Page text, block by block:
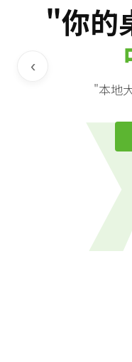
"你的
"本地
‹